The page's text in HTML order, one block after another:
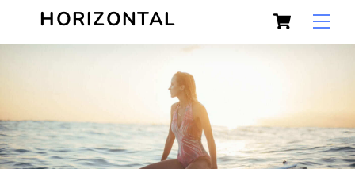
content
Cart
HORIZONTAL